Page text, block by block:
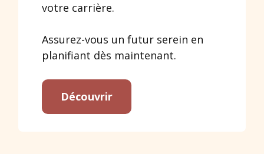
votre carrière.
Assurez-vous un futur serein en
planifiant dès maintenant.
Découvrir